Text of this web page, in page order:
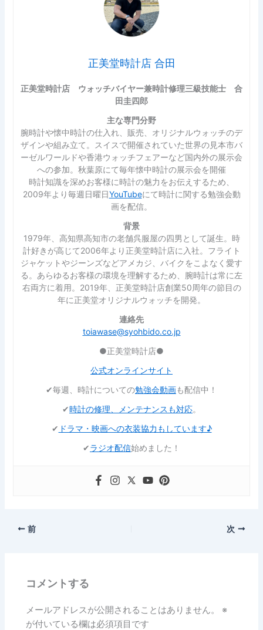
正美堂時計店 合田
正美堂時計店 ウォッチバイヤー兼時計修理三級技能士 合
田圭四郎
主な専門分野
腕時計や懐中時計の仕入れ、販売、オリジナルウォッチのデ
ザインや組み立て。スイスで開催されていた世界の見本市バ
ーゼルワールドや香港ウォッチフェアーなど国内外の展示会
への参加。秋葉原にて毎年懐中時計の展示会を開催
時計知識を深めお客様に時計の魅力をお伝えするため、
2009年より毎週日曜日YouTubeにて時計に関する勉強会動
画を配信。
背景
1979年、高知県高知市の老舗呉服屋の四男として誕生。時
計好きが高じて2006年より正美堂時計店に入社。フライト
ジャケットやジーンズなどアメカジ、バイクをこよなく愛す
る。あらゆるお客様の環境を理解するため、腕時計は常に左
右両方に着用。2019年、正美堂時計店創業50周年の節目の
年に正美堂オリジナルウォッチを開発。
連絡先
toiawase@syohbido.co.jp
●正美堂時計店●
公式オンラインサイト
✔︎毎週、時計についての勉強会動画も配信中！
✔︎時計の修理、メンテナンスも対応。
✔︎ ドラマ・映画への衣装協力もしています♪
✔︎ラジオ配信始めました！
前 次
コメントする
メールアドレスが公開されることはありません。
※
が付いている欄は必須項目です